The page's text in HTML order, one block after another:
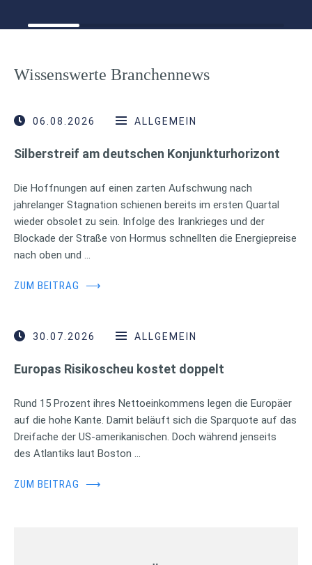
Wissenswerte Branchennews
06.08.2026 ALLGEMEIN
Silberstreif am deutschen Konjunkturhorizont
Die Hoffnungen auf einen zarten Aufschwung nach
jahrelanger Stagnation schienen bereits im ersten Quartal
wieder obsolet zu sein. Infolge des Irankrieges und der
Blockade der Straße von Hormus schnellten die Energiepreise
nach oben und …
ZUM BEITRAG ⟶
30.07.2026 ALLGEMEIN
Europas Risikoscheu kostet doppelt
Rund 15 Prozent ihres Nettoeinkommens legen die Europäer
auf die hohe Kante. Damit beläuft sich die Sparquote auf das
Dreifache der US-amerikanischen. Doch während jenseits
des Atlantiks laut Boston …
ZUM BEITRAG ⟶